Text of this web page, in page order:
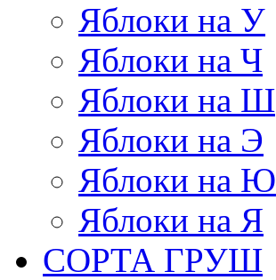
Яблоки на У
Яблоки на Ч
Яблоки на Ш
Яблоки на Э
Яблоки на Ю
Яблоки на Я
СОРТА ГРУШ